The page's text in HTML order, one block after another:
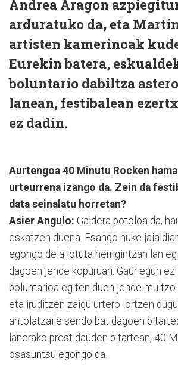
Andrea Aragon
arduratuko da, eta
artisten kamerinoak
Eurekin batera,
boluntario dabiltza
lanean, festibalean
ez dadin.
Aurtengoa 40 Minutu Rocken
urteurrena izango da. Zein da
data seinalatu horretan?
Asier Angulo: Galdera potoloa da,
eskatzen duena. Esango nuke
egongo dela lotuta herrigintzan lan
dagoen jende kopuruari. Gaur egun ez
boluntarioa egiten duen jende
eta iruditzen zaigu urtero lortzen
antolatzaile sendo bat dagoen
lanerako prest dauden bitartean, 40
osasuntsu egongo da.